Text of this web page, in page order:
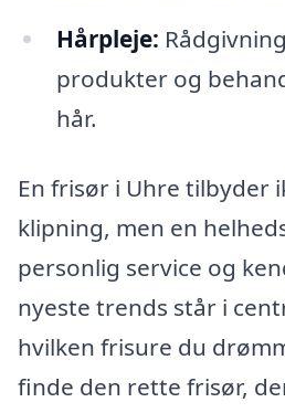
Hårpleje:
produkter og
hår.
En frisør i Uhre tilbyder
klipning, men en
personlig service og
nyeste trends står i
hvilken frisure du
finde den rette frisør,